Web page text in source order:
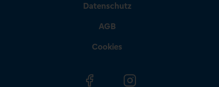
Datenschutz
AGB
Cookies